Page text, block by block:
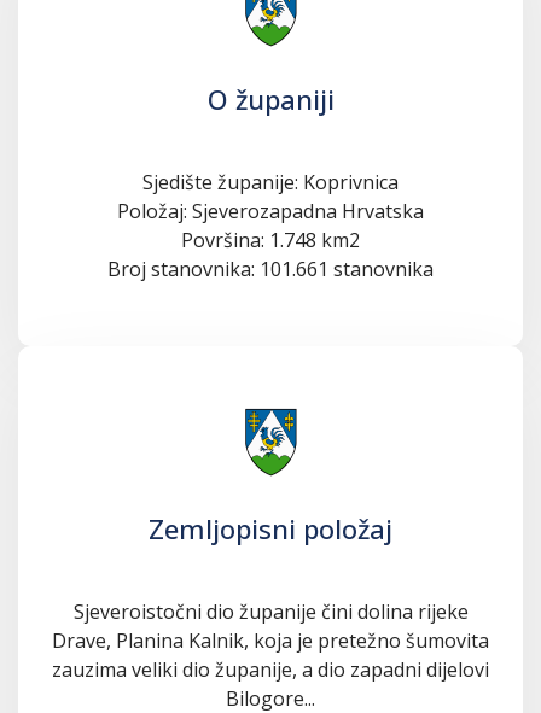
O županiji
Sjedište županije: Koprivnica
Položaj: Sjeverozapadna Hrvatska
Površina: 1.748 km2
Broj stanovnika: 101.661 stanovnika
Zemljopisni položaj
Sjeveroistočni dio županije čini dolina rijeke
Drave, Planina Kalnik, koja je pretežno šumovita
zauzima veliki dio županije, a dio zapadni dijelovi
Bilogore...